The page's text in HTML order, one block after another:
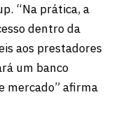
“Na prática, a
dentro da
aos prestadores
um banco
mercado” afirma